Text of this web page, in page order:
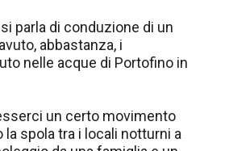
parla di conduzione di un
abbastanza, i
nelle acque di Portofino in
un certo movimento
spola tra i locali notturni a